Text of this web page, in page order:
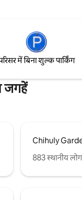
मार्केट के लिए 5 -10
में बिना शुल्क पार्किंग
जगहें
Chihuly
883 स्थानीय